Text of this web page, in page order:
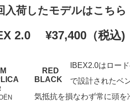
入荷したモデルはこちら
2.0 ¥37,400（税込)
RED
BLACK
IBEX2.0はロー
で設計されたベ
気抵抗を損なわず常に頭を